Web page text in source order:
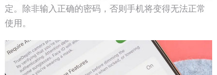
定。除非输入正确的密码，否则手机将变得无法正常
使用。